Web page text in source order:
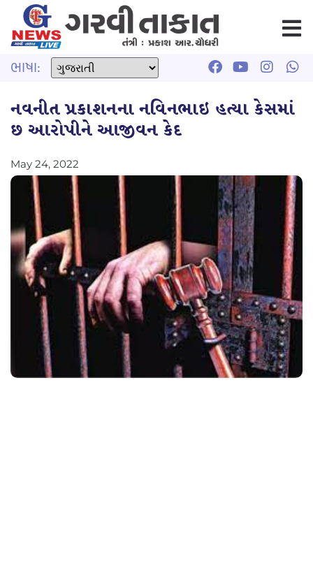
ભાષા:
નવનીત પ્રકાશનના નવિનભાઇ હત્યા કેસમાં
છ આરોપીને આજીવન કેદ
May 24, 2022